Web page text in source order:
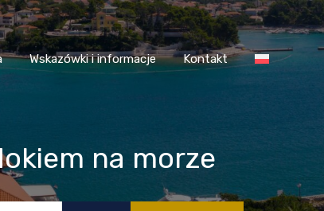
Wskazówki i informacje Kontakt
Wskazówki i informacje Kontakt
na morze